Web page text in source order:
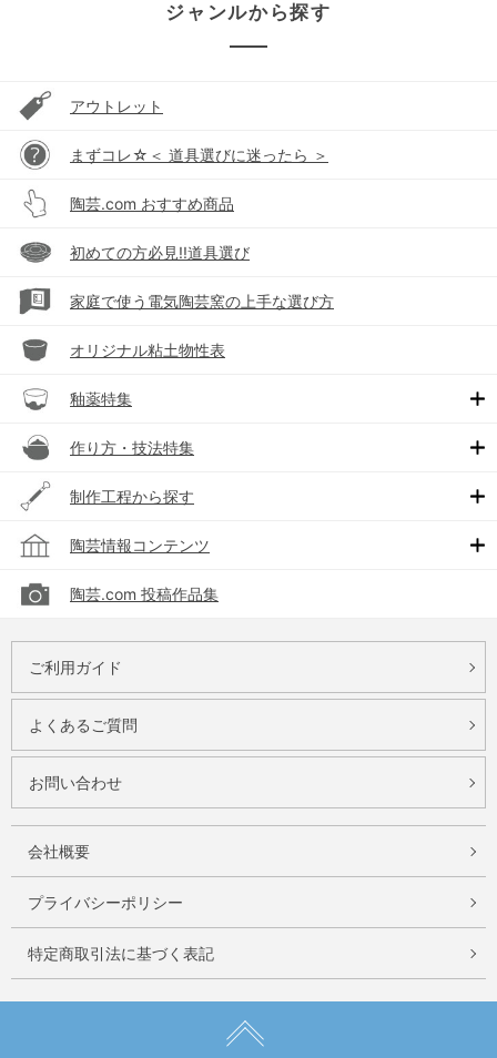
ジャンルから探す
アウトレット
まずコレ☆＜ 道具選びに迷ったら ＞
陶芸.com おすすめ商品
初めての方必見!!道具選び
家庭で使う電気陶芸窯の上手な選び方
オリジナル粘土物性表
釉薬特集
作り方・技法特集
制作工程から探す
陶芸情報コンテンツ
陶芸.com 投稿作品集
ご利用ガイド
よくあるご質問
お問い合わせ
会社概要
プライバシーポリシー
特定商取引法に基づく表記